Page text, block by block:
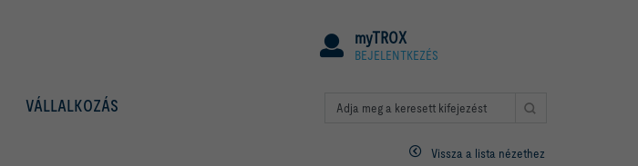
myTROX
BEJELENTKEZÉS
VÁLLALKOZÁS
Vissza a lista nézethez